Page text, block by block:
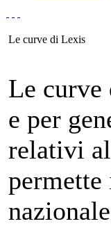
Le curve di Lexis
Le curve
e per
relativi